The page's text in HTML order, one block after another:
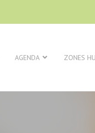
AGENDA ZONES